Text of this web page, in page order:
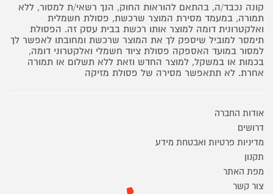
קונה נכבד/ה, בהתאם להוראות החוק, הנך רשאי/ת למסור, ללא
תמורה, במעמד מסירת המוצר שרכשת, פסולת חשמלית
ואלקטרונית דומה למוצר אותו רכשת בבית עסק זה. הפסולת
תימסר למוביל שיספק לך את המוצר שרכשת ומחובתו לאפשר לך
למסור במועד האספקה פסולת ציוד חשמלי ואלקטרוני דומה,
בכמות או במשקל, למוצר החדש וזאת ללא תשלום או תמורה
אחרת. לא תתאפשר מסירה של פסולת מזיקה
אודות החברה
דרושים
מדיניות פרטיות ואבטחת מידע
תקנון
מפת האתר
צור קשר